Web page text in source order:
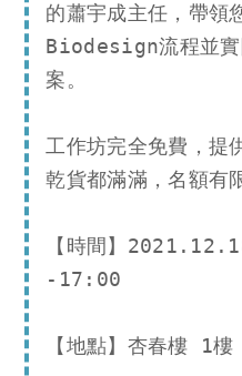
的蕭宇成主任，帶領
Biodesign流程並實
案。
工作坊完全免費，提
乾貨都滿滿，名額有
【時間】
-17:00
【地點】杏春樓 1